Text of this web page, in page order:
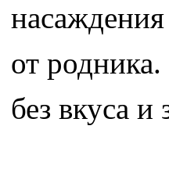
от
без вкуса и